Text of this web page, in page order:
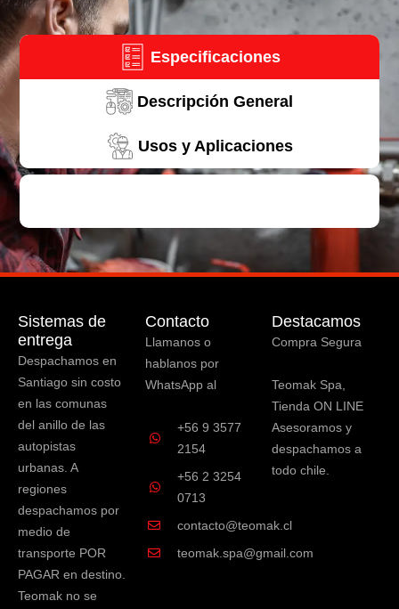
Especificaciones
Descripción General
Usos y Aplicaciones
Sistemas de
entrega
Despachamos en
Santiago sin costo
en las comunas
del anillo de las
autopistas
urbanas. A
regiones
despachamos por
medio de
transporte POR
PAGAR en destino.
Teomak no se
Contacto
Llamanos o
hablanos por
WhatsApp al
+56 9 3577
2154
+56 2 3254
0713
contacto@teomak.cl
teomak.spa@gmail.com
Destacamos
Compra Segura
Teomak Spa,
Tienda ON LINE
Asesoramos y
despachamos a
todo chile.